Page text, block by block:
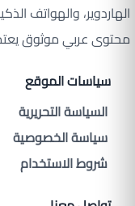
الهاردوير، والهواتف
محتوى عربي موثوق
سياسات الموقع
السياسة التحريرية
سياسة الخصوصية
شروط الاستخدام